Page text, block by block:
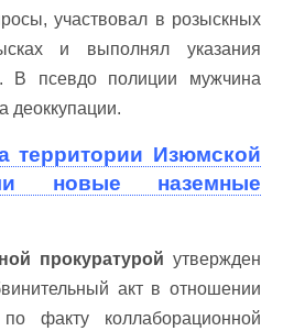
участвовал в розыскных
и выполнял указания
В псевдо полиции мужчина
деоккупации.
территории Изюмской
новые наземные
прокуратурой утвержден
акт в отношении
факту коллаборационной